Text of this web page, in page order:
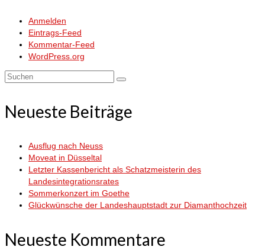
Anmelden
Eintrags-Feed
Kommentar-Feed
WordPress.org
Suchen
Neueste Beiträge
Ausflug nach Neuss
Moveat in Düsseltal
Letzter Kassenbericht als Schatzmeisterin des
Landesintegrationsrates
Sommerkonzert im Goethe
Glückwünsche der Landeshauptstadt zur Diamanthochzeit
Neueste Kommentare